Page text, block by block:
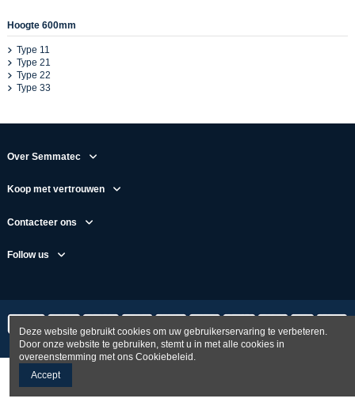
Hoogte 600mm
Type 11
Type 21
Type 22
Type 33
Over Semmatec
Koop met vertrouwen
Contacteer ons
Follow us
Deze website gebruikt cookies om uw gebruikerservaring te verbeteren.
Door onze website te gebruiken, stemt u in met alle cookies in
overeenstemming met ons Cookiebeleid.
Accept